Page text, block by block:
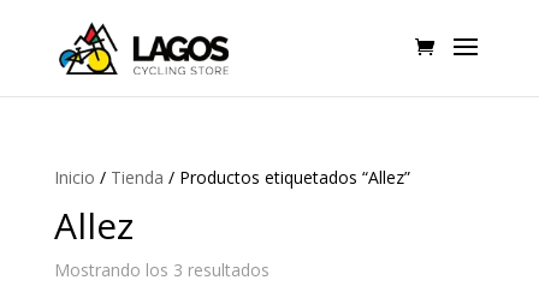
Inicio / Tienda / Productos etiquetados “Allez”
Allez
Mostrando los 3 resultados